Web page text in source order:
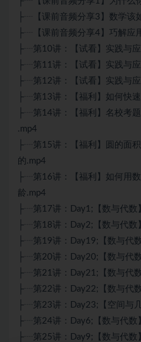
├┈【课前音频分享3】数学该
├┈【课前音频分享4】巧解应
├┈第10讲：【试看】实践与
├┈第11讲：【试看】实践与
├┈第12讲：【试看】实践与
├┈第13讲：【福利】如何快
├┈第14讲：【福利】名校考
.mp4
├┈第15讲：【福利】圆的面
的.mp4
├┈第16讲：【福利】如何用
龄.mp4
├┈第17讲：Day1;【数与代数
├┈第18讲：Day2;【数与代数
├┈第19讲：Day19;【数与代
├┈第20讲：Day20;【数与代
├┈第21讲：Day21;【数与代
├┈第22讲：Day22;【数与代
├┈第23讲：Day23;【空间与
├┈第24讲：Day6;【数与代数
├┈第25讲：Day9;【数与代数